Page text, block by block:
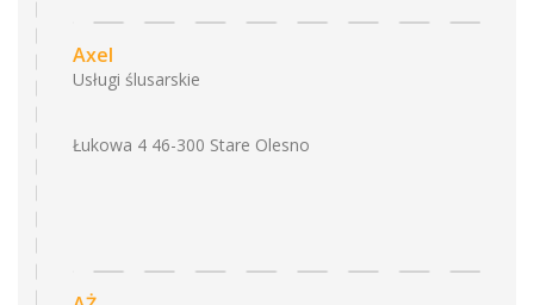
Axel
Usługi ślusarskie
Łukowa 4 46-300 Stare Olesno